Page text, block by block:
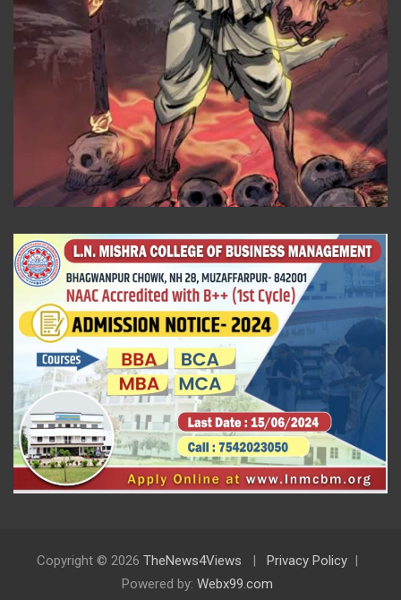
Copyright © 2026 TheNews4Views
Privacy Policy
Powered by: Webx99.com